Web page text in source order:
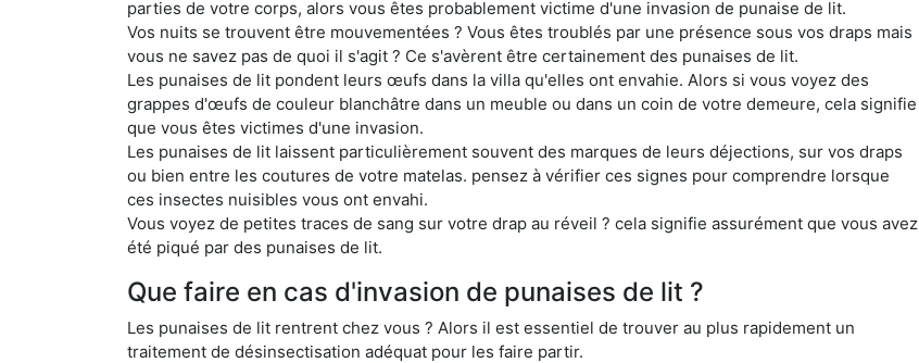
parties de votre corps, alors vous êtes probablement victime d'une invasion de punaise de lit.
Vos nuits se trouvent être mouvementées ? Vous êtes troublés par une présence sous vos draps mais
vous ne savez pas de quoi il s'agit ? Ce s'avèrent être certainement des punaises de lit.
Les punaises de lit pondent leurs œufs dans la villa qu'elles ont envahie. Alors si vous voyez des
grappes d'œufs de couleur blanchâtre dans un meuble ou dans un coin de votre demeure, cela signifie
que vous êtes victimes d'une invasion.
Les punaises de lit laissent particulièrement souvent des marques de leurs déjections, sur vos draps
ou bien entre les coutures de votre matelas. pensez à vérifier ces signes pour comprendre lorsque
ces insectes nuisibles vous ont envahi.
Vous voyez de petites traces de sang sur votre drap au réveil ? cela signifie assurément que vous avez
été piqué par des punaises de lit.
Que faire en cas d'invasion de punaises de lit ?
Les punaises de lit rentrent chez vous ? Alors il est essentiel de trouver au plus rapidement un
traitement de désinsectisation adéquat pour les faire partir.